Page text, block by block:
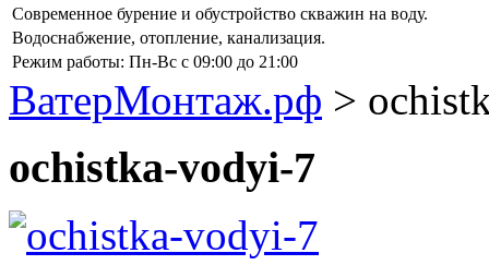
Современное бурение и обустройство скважин на воду.
Водоснабжение, отопление, канализация.
Режим работы: Пн-Вс с 09:00 до 21:00
ВатерМонтаж.рф >
ochistka-vodyi-7